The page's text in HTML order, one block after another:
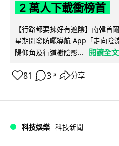
2 萬人下載衝榜首
【行路都要揀好有遮陰】南韓
星期開發防曬導航 App「走向陰
陽仰角及行道樹陰影...
閱讀全文
81 3 ↗ 分享
科技娛樂 科技新聞